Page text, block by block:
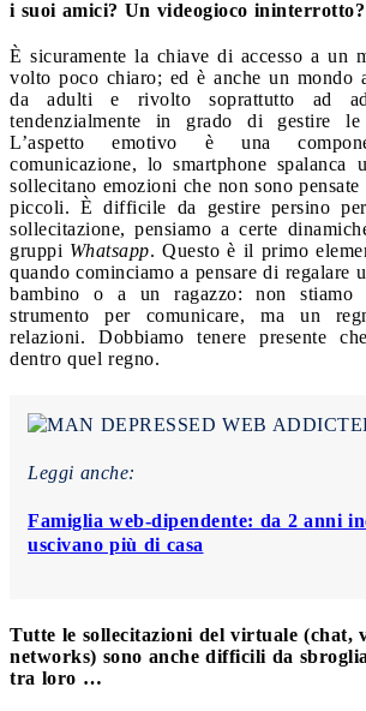
i suoi amici? Un videogioco
È sicuramente la chiave di accesso a un
volto poco chiaro; ed è anche un mondo
da adulti e rivolto soprattutto ad
tendenzialmente in grado di gestire
L’aspetto emotivo è una
comunicazione, lo smartphone
sollecitano emozioni che non sono
piccoli. È difficile da gestire persino
sollecitazione, pensiamo a certe
gruppi Whatsapp. Questo è il primo
quando cominciamo a pensare di regalare
bambino o a un ragazzo: non stiamo
strumento per comunicare, ma un
relazioni. Dobbiamo tenere presente
dentro quel regno.
Leggi anche:
Famiglia web-dipendente: da 2 anni
uscivano più di casa
Tutte le sollecitazioni del virtuale (chat,
networks) sono anche difficili da
tra loro …